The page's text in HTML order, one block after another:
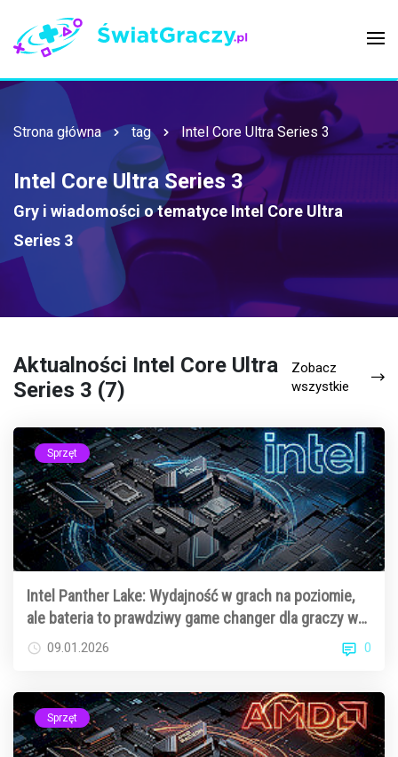
Strona główna tag Intel Core Ultra Series 3
Intel Core Ultra Series 3
Gry i wiadomości o tematyceIntel Core Ultra
Series 3
Aktualności Intel Core Ultra
Series 3 (7)
Zobacz
wszystkie
Sprzęt
Intel Panther Lake: Wydajność w grach na poziomie,
ale bateria to prawdziwy game changer dla graczy w
podróży
09.01.2026 0
Sprzęt